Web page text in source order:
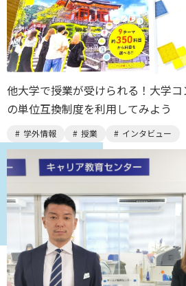
他大学で授業が受けられる！⼤学
の単位互換制度を利用してみよう
学外情報 授業 インタビュー